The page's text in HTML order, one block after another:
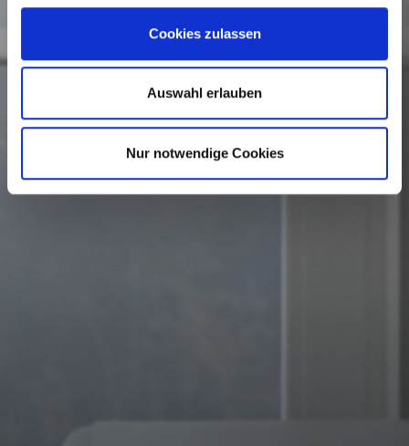
Cookies zulassen
Auswahl erlauben
Nur notwendige Cookies